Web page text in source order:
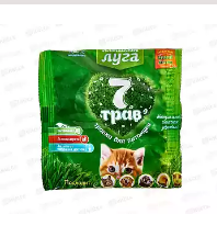
Объем: 200 мл